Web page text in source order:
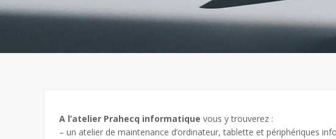
A l’atelier Prahecq informatique vous y trouverez :
– un atelier de maintenance d’ordinateur, tablette et périphériques